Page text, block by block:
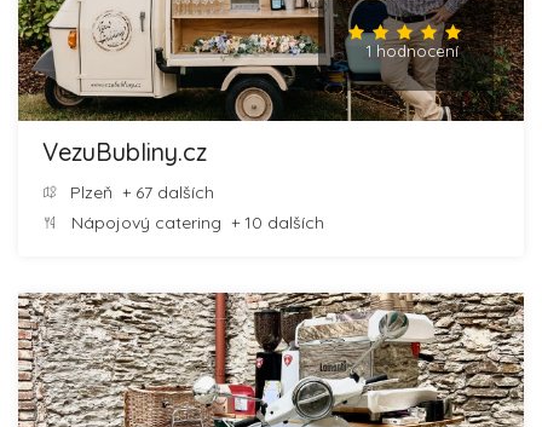
1 hodnocení
VezuBubliny.cz
Plzeň + 67 dalších
Nápojový catering + 10 dalších